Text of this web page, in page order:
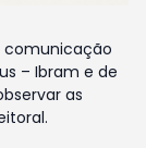
comunicação
– Ibram e de
as